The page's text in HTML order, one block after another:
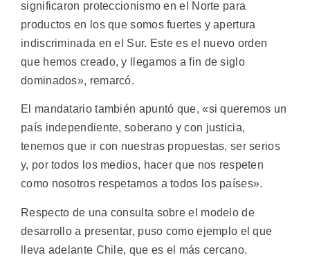
significaron proteccionismo en el Norte para
productos en los que somos fuertes y apertura
indiscriminada en el Sur. Este es el nuevo orden
que hemos creado, y llegamos a fin de siglo
dominados», remarcó.
El mandatario también apuntó que, «si queremos un
país independiente, soberano y con justicia,
tenemos que ir con nuestras propuestas, ser serios
y, por todos los medios, hacer que nos respeten
como nosotros respetamos a todos los países».
Respecto de una consulta sobre el modelo de
desarrollo a presentar, puso como ejemplo el que
lleva adelante Chile, que es el más cercano.